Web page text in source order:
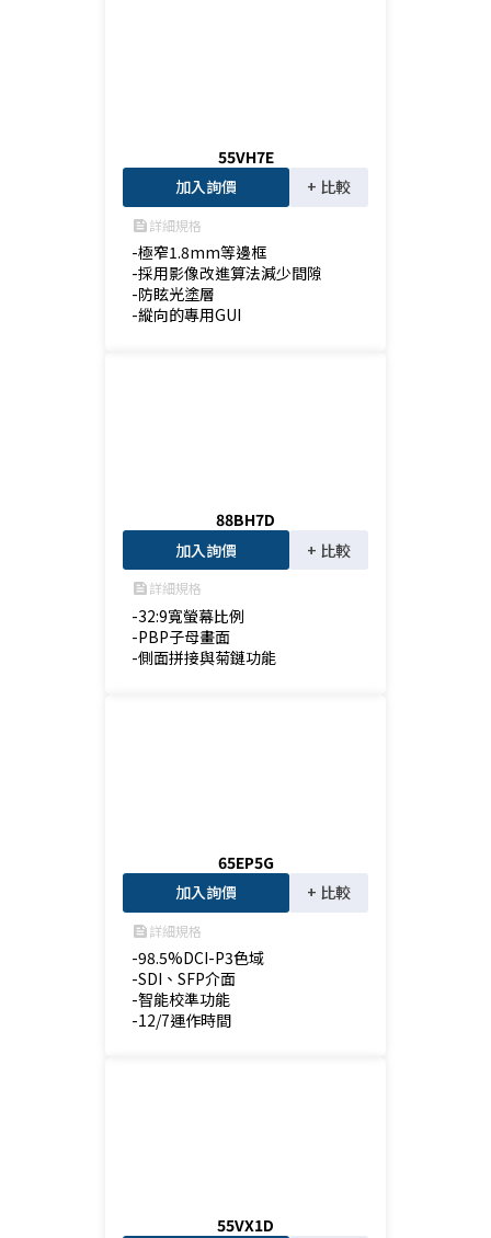
55VH7E
加入詢價
+ 比較
feed詳細規格
-極窄1.8mm等邊框
-採用影像改進算法減少間隙
-防眩光塗層
-縱向的專用GUI
88BH7D
加入詢價
+ 比較
feed詳細規格
-32:9寬螢幕比例
-PBP子母畫面
-側面拼接與菊鏈功能
65EP5G
加入詢價
+ 比較
feed詳細規格
-98.5%DCI-P3色域
-SDI、SFP介面
-智能校準功能
-12/7運作時間
55VX1D